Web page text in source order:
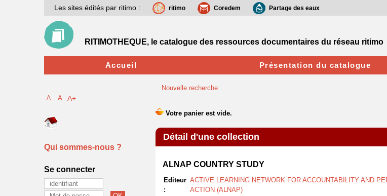
Nouvelle recherche
Détail d'une collection
ALNAP COUNTRY STUDY
Editeur
:
ACTIVE LEARNING NETWORK FOR ACCOUNTABILITY AND
ACTION (ALNAP)
Les sites édités par ritimo : ritimo Coredem Partage des eaux
RITIMOTHEQUE, le catalogue des ressources documentaires du réseau ritimo
Accueil Présentation du catalogue
A- A A+
Qui sommes-nous ?
Se connecter